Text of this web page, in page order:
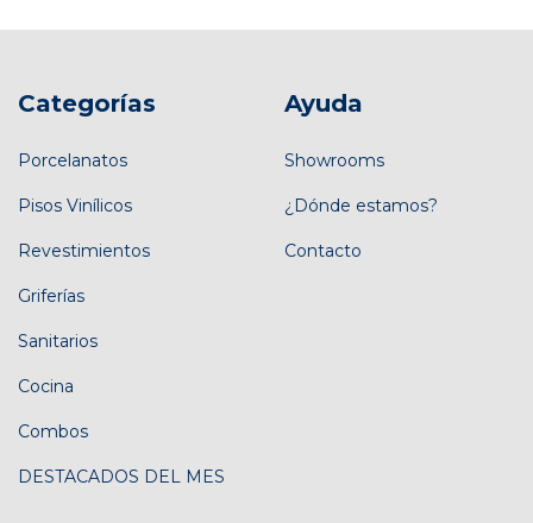
Categorías
Porcelanatos
Pisos Vinílicos
Revestimientos
Griferías
Sanitarios
Cocina
Combos
DESTACADOS DEL MES
Ayuda
Showrooms
¿Dónde estamos?
Contacto